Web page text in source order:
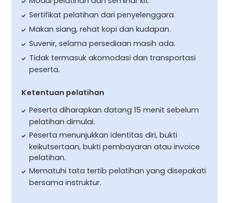
Sertifikat pelatihan dari penyelenggara.
Makan siang, rehat kopi dan kudapan.
Suvenir, selama persediaan masih ada.
Tidak termasuk akomodasi dan transportasi
peserta.
Ketentuan pelatihan
Peserta diharapkan datang 15 menit sebelum
pelatihan dimulai.
Peserta menunjukkan identitas diri, bukti
keikutsertaan, bukti pembayaran atau invoice
pelatihan.
Mematuhi tata tertib pelatihan yang disepakati
bersama instruktur.